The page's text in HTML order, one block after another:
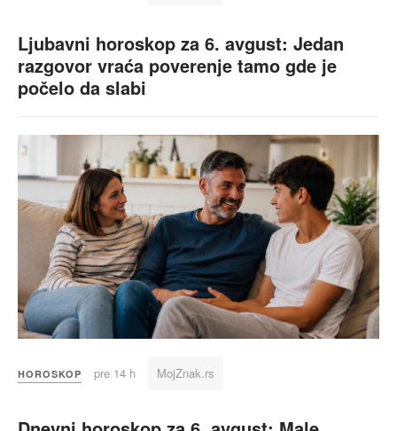
Ljubavni horoskop za 6. avgust: Jedan
razgovor vraća poverenje tamo gde je
počelo da slabi
HOROSKOP pre 14 h MojZnak.rs